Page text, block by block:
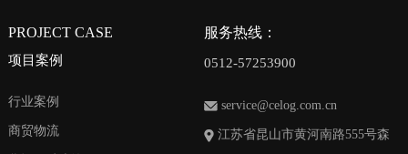
PROJECT CASE
项目案例
行业案例
商贸物流
服务热线：
0512-57253900
service@celog.com.cn
江苏省昆山市黄河南路555号森